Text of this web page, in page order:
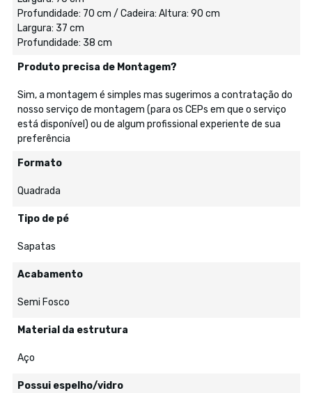
Profundidade: 70 cm / Cadeira: Altura: 90 cm
Largura: 37 cm
Profundidade: 38 cm
Produto precisa de Montagem?
Sim, a montagem é simples mas sugerimos a contratação do
nosso serviço de montagem (para os CEPs em que o serviço
está disponível) ou de algum profissional experiente de sua
preferência
Formato
Quadrada
Tipo de pé
Sapatas
Acabamento
Semi Fosco
Material da estrutura
Aço
Possui espelho/vidro